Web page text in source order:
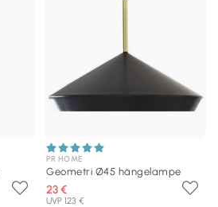
PR HOME
Geometri Ø45 hängelampe
23 €
UVP 123 €